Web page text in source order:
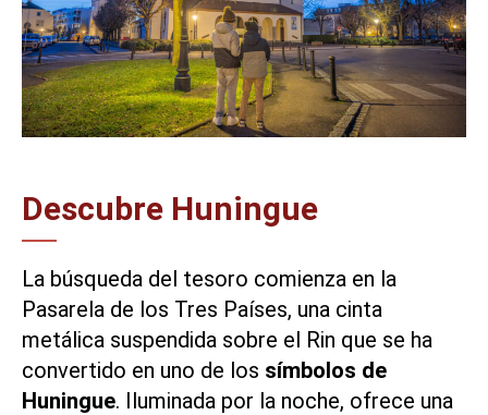
Descubre Huningue
La búsqueda del tesoro comienza en la
Pasarela de los Tres Países, una cinta
metálica suspendida sobre el Rin que se ha
convertido en uno de los símbolos de
Huningue. Iluminada por la noche, ofrece una